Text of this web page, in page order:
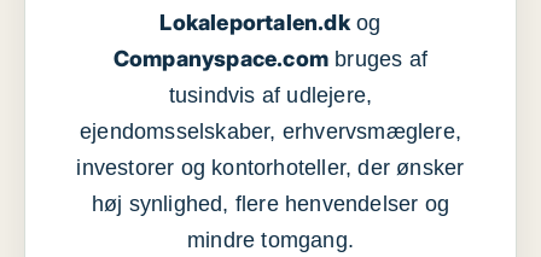
Lokaleportalen.dkog
Companyspace.com bruges af
tusindvis af udlejere,
ejendomsselskaber, erhvervsmæglere,
investorer og kontorhoteller, der ønsker
høj synlighed, flere henvendelser og
mindre tomgang.